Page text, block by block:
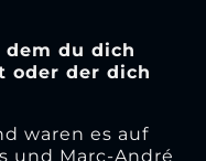
dem du dich
oder der dich
waren es auf
und Marc-André